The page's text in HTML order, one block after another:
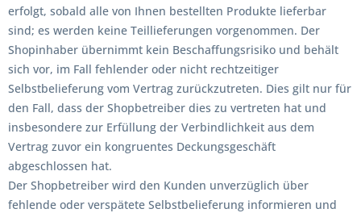
erfolgt, sobald alle von Ihnen bestellten Produkte lieferbar
sind; es werden keine Teillieferungen vorgenommen. Der
Shopinhaber übernimmt kein Beschaffungsrisiko und behält
sich vor, im Fall fehlender oder nicht rechtzeitiger
Selbstbelieferung vom Vertrag zurückzutreten. Dies gilt nur für
den Fall, dass der Shopbetreiber dies zu vertreten hat und
insbesondere zur Erfüllung der Verbindlichkeit aus dem
Vertrag zuvor ein kongruentes Deckungsgeschäft
abgeschlossen hat.
Der Shopbetreiber wird den Kunden unverzüglich über
fehlende oder verspätete Selbstbelieferung informieren und